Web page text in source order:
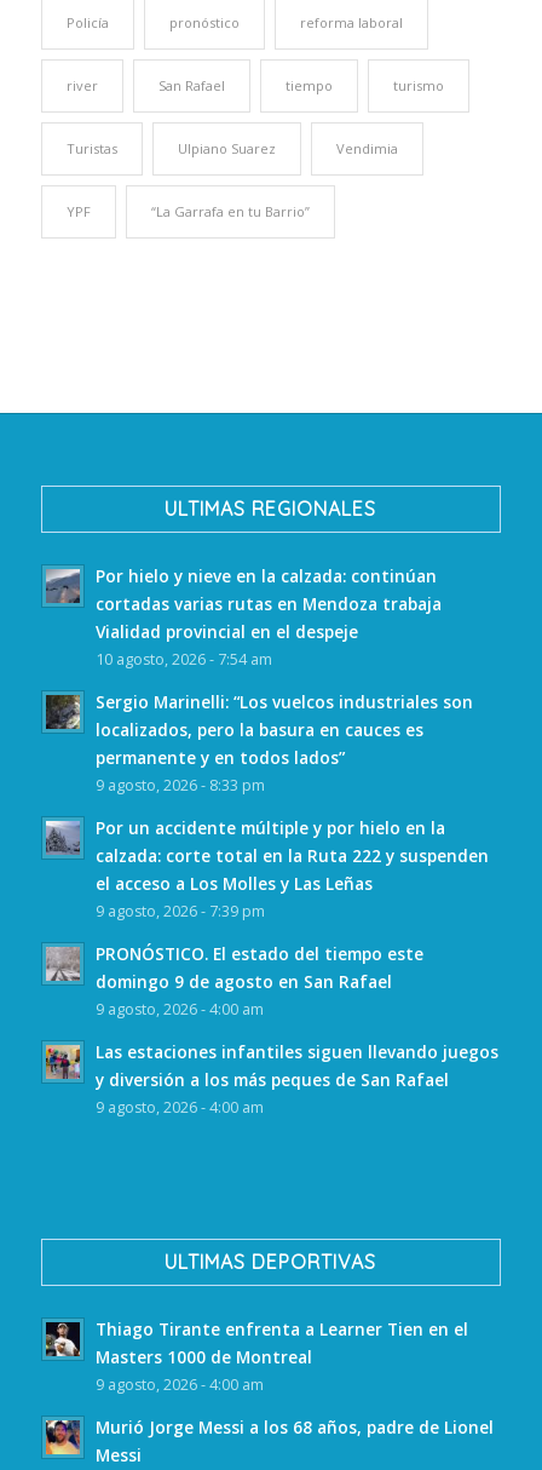
Policía pronóstico reforma laboral
river San Rafael tiempo turismo
Turistas Ulpiano Suarez Vendimia
YPF “La Garrafa en tu Barrio”
ULTIMAS REGIONALES
Por hielo y nieve en la calzada: continúan
cortadas varias rutas en Mendoza trabaja
Vialidad provincial en el despeje
10 agosto, 2026 - 7:54 am
Sergio Marinelli: “Los vuelcos industriales son
localizados, pero la basura en cauces es
permanente y en todos lados”
9 agosto, 2026 - 8:33 pm
Por un accidente múltiple y por hielo en la
calzada: corte total en la Ruta 222 y suspenden
el acceso a Los Molles y Las Leñas
9 agosto, 2026 - 7:39 pm
PRONÓSTICO. El estado del tiempo este
domingo 9 de agosto en San Rafael
9 agosto, 2026 - 4:00 am
Las estaciones infantiles siguen llevando juegos
y diversión a los más peques de San Rafael
9 agosto, 2026 - 4:00 am
ULTIMAS DEPORTIVAS
Thiago Tirante enfrenta a Learner Tien en el
Masters 1000 de Montreal
9 agosto, 2026 - 4:00 am
Murió Jorge Messi a los 68 años, padre de Lionel
Messi